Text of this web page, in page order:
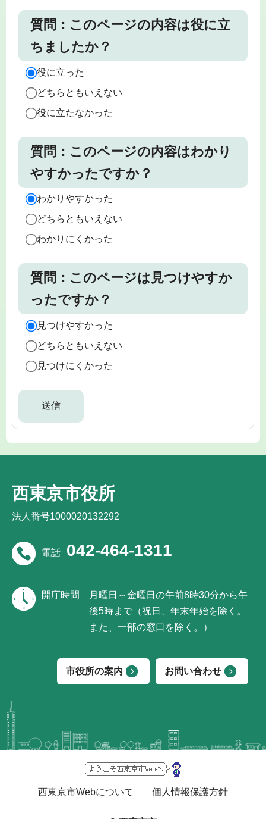
質問：このページの内容は役に立
ちましたか？
役に立った
どちらともいえない
役に立たなかった
質問：このページの内容はわかり
やすかったですか？
わかりやすかった
どちらともいえない
わかりにくかった
質問：このページは見つけやすか
ったですか？
見つけやすかった
どちらともいえない
見つけにくかった
西東京市役所
法人番号1000020132292
電話 042-464-1311
開庁時間
月曜日～金曜日の午前8時30分から午
後5時まで（祝日、年末年始を除く。
また、一部の窓口を除く。）
市役所の案内 お問い合わせ
西東京市Webについて 個人情報保護方針